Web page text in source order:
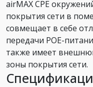
airMAX CPE
покрытия сети в
совмещает в себе
передачи POE-
также имеет
зоны покрытия сети.